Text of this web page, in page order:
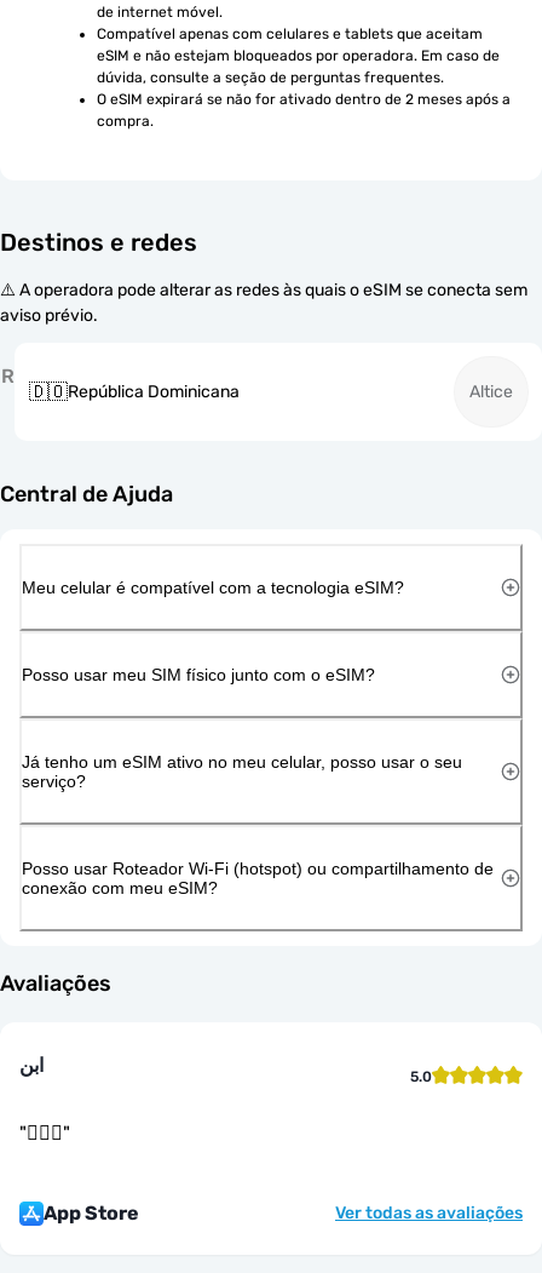
de internet móvel.
Compatível apenas com celulares e tablets que aceitam
eSIM e não estejam bloqueados por operadora. Em caso de
dúvida, consulte a seção de perguntas frequentes.
O eSIM expirará se não for ativado dentro de 2 meses após a
compra.
Destinos e redes
⚠️ A operadora pode alterar as redes às quais o eSIM se conecta sem
aviso prévio.
R
🇩🇴República Dominicana Altice
Central de Ajuda
Meu celular é compatível com a tecnologia eSIM?
Posso usar meu SIM físico junto com o eSIM?
Já tenho um eSIM ativo no meu celular, posso usar o seu
serviço?
Posso usar Roteador Wi-Fi (hotspot) ou compartilhamento de
conexão com meu eSIM?
Avaliações
ابن 5.0
"👌🏻🤝"
App Store Ver todas as avaliações